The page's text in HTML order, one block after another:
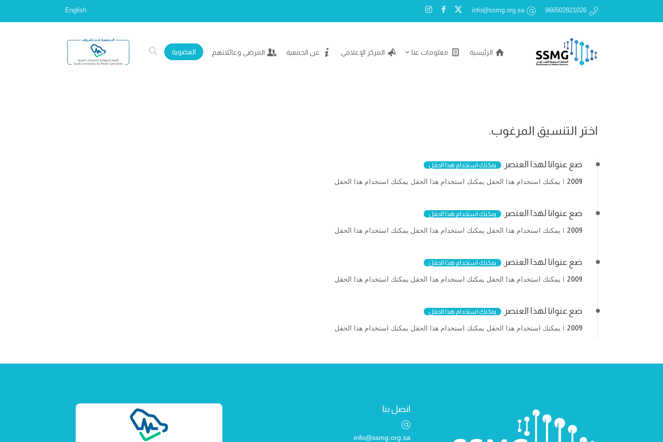
966502821026
info@ssmg.org.sa
English
الرئيسية معلومات عنا المركز الإعلامي عن الجمعية المرضى وعائلاتهم العضوية
اختر التنسيق المرغوب.
ضع عنوانا لهذا العنصر. يمكنك استخدام هذا الحقل
2009 يمكنك استخدام هذا الحقل يمكنك استخدام هذا الحقل يمكنك استخدام هذا الحقل
ضع عنوانا لهذا العنصر. يمكنك استخدام هذا الحقل
2009 يمكنك استخدام هذا الحقل يمكنك استخدام هذا الحقل يمكنك استخدام هذا الحقل
ضع عنوانا لهذا العنصر. يمكنك استخدام هذا الحقل
2009 يمكنك استخدام هذا الحقل يمكنك استخدام هذا الحقل يمكنك استخدام هذا الحقل
ضع عنوانا لهذا العنصر. يمكنك استخدام هذا الحقل
2009 يمكنك استخدام هذا الحقل يمكنك استخدام هذا الحقل يمكنك استخدام هذا الحقل
اتصل بنا
info@ssmg.org.sa